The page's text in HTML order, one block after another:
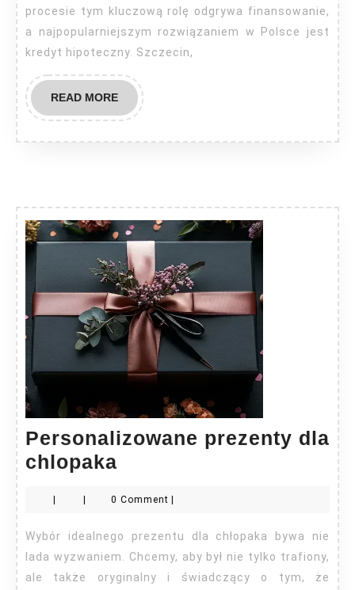
procesie tym kluczową rolę odgrywa finansowanie,
a najpopularniejszym rozwiązaniem w Polsce jest
kredyt hipoteczny. Szczecin,
READ MOREREAD
MORE
Personalizowane prezenty dla
chlopaka
dla
chlopaka
0 Comment
Wybór idealnego prezentu dla chłopaka bywa nie
lada wyzwaniem. Chcemy, aby był nie tylko trafiony,
ale także oryginalny i świadczący o tym, że